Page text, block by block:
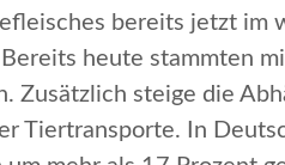
bereits jetzt
heute stammten
Zusätzlich steige die
Tiertransporte. In